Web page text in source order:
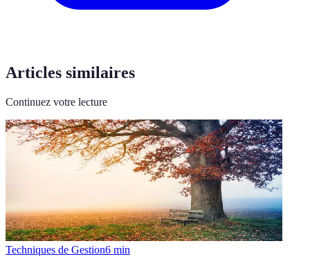
Articles similaires
Continuez votre lecture
Techniques de Gestion6 min